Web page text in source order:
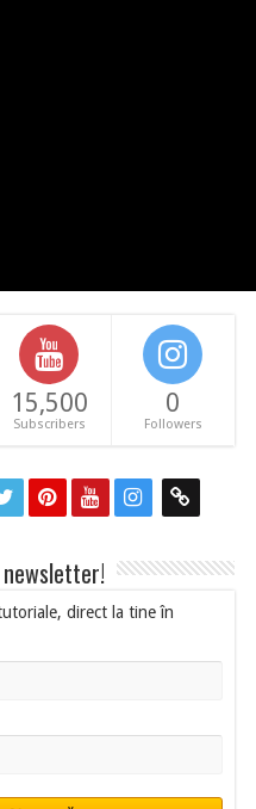
15,500
Subscribers
0
Followers
direct la tine în